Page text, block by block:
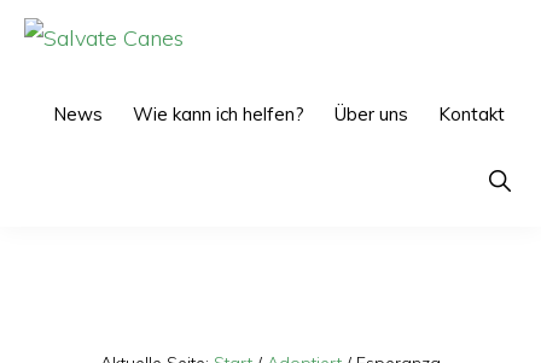
Zur
Zum
News Wie kann ich helfen? Über uns Kontakt
Show